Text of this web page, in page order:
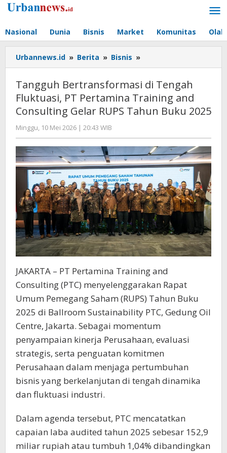
Lewati
Nasional Dunia Bisnis Market Komunitas
Urbannews.id » Berita » Bisnis »
Bertransformasi
Tengah
Fluktuasi,
PT
and
Consulting
Gelar
RUPS
Tahun
Buku
2025
Tangguh Bertransformasi di Tengah
Fluktuasi, PT Pertamina Training and
Consulting Gelar RUPS Tahun Buku 2025
Minggu, 10 Mei 2026 | 20:43 WIB
Editor
JAKARTA – PT Pertamina Training and
Consulting (PTC) menyelenggarakan Rapat
Umum Pemegang Saham (RUPS) Tahun Buku
2025 di Ballroom Sustainability PTC, Gedung Oil
Centre, Jakarta. Sebagai momentum
penyampaian kinerja Perusahaan, evaluasi
strategis, serta penguatan komitmen
Perusahaan dalam menjaga pertumbuhan
bisnis yang berkelanjutan di tengah dinamika
dan fluktuasi industri.
Dalam agenda tersebut, PTC mencatatkan
capaian laba audited tahun 2025 sebesar 152,9
miliar rupiah atau tumbuh 1,04% dibandingkan